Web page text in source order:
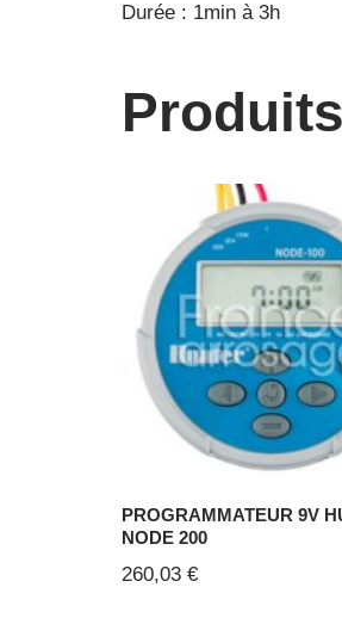
Durée : 1min à 3h
PROGRAMMATEUR 9V
NODE 200
260,03 €